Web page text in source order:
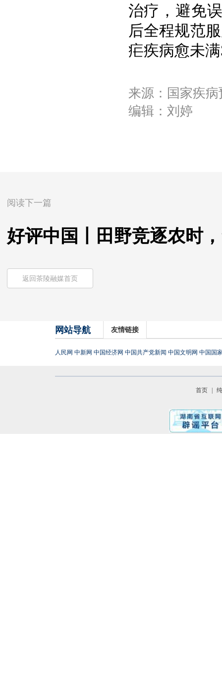
治疗，避免
后全程规范
疟疾病愈未
来源：国家疾
编辑：刘婷
阅读下一篇
好评中国丨田野竞逐农时
返回茶陵融媒首页
网站导航 友情链接
人民网 中新网 中国经济网 中国共产党新闻 中国文明网 中国国
首页 |